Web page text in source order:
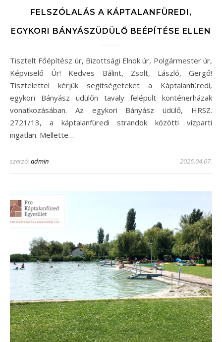
FELSZÓLALÁS A KÁPTALANFÜREDI,
EGYKORI BÁNYÁSZÜDÜLŐ BEÉPÍTÉSE ELLEN
Tisztelt Főépítész úr, Bizottsági Elnök úr, Polgármester úr,
Képviselő Úr! Kedves Bálint, Zsolt, László, Gergő!
Tisztelettel kérjük segítségeteket a Káptalanfüredi,
egykori Bányász üdülőn tavaly felépült konténerházak
vonatkozásában. Az egykori Bányász üdülő, HRSZ.
2721/13, a káptalanfüredi strandok közötti vízparti
ingatlan. Mellette…
szerző:admin 2026.04.07.